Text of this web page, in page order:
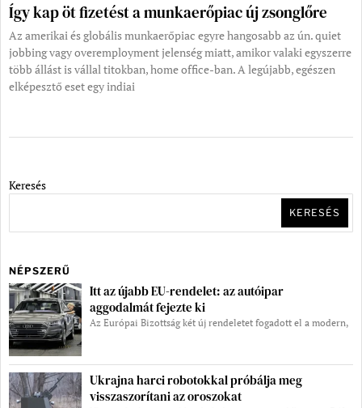
Így kap öt fizetést a munkaerőpiac új zsonglőre
Az amerikai és globális munkaerőpiac egyre hangosabb az ún. quiet
jobbing vagy overemployment jelenség miatt, amikor valaki egyszerre
több állást is vállal titokban, home office-ban. A legújabb, egészen
elképesztő eset egy indiai
Keresés
KERESÉS
NÉPSZERŰ
Itt az újabb EU-rendelet: az autóipar
aggodalmát fejezte ki
Az Európai Bizottság két új rendeletet fogadott el a modern,
Ukrajna harci robotokkal próbálja meg
visszaszorítani az oroszokat